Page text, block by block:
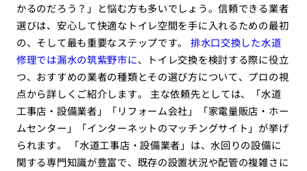
かるのだろう？」と悩む方も多いでしょう。信頼できる業者
選びは、安心して快適なトイレ空間を手に入れるための最初
の、そして最も重要なステップです。 排水口交換した水道
修理では漏水の筑紫野市に、トイレ交換を検討する際に役立
つ、おすすめの業者の種類とその選び方について、プロの視
点から詳しくご紹介します。 主な依頼先としては、「水道
工事店・設備業者」「リフォーム会社」「家電量販店・ホー
ムセンター」「インターネットのマッチングサイト」が挙げ
られます。 「水道工事店・設備業者」は、水回りの設備に
関する専門知識が豊富で、既存の設置状況や配管の複雑さに